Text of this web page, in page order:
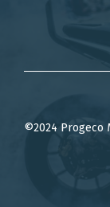
©2024 Progeco